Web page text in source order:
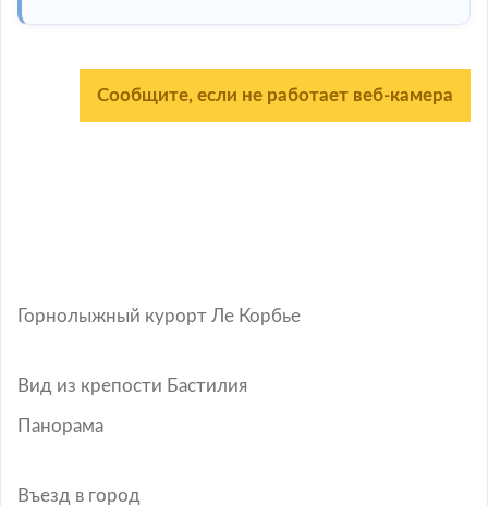
Сообщите, если не работает веб-камера
Горнолыжный курорт Ле Корбье
Вид из крепости Бастилия
Панорама
Въезд в город